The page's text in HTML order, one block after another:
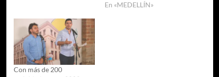
En «MEDELLÍN»
Con más de 200